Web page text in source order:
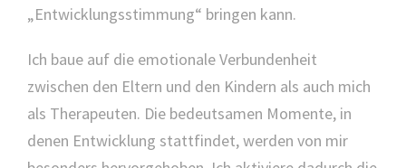
„Entwicklungsstimmung“ bringen kann.
Ich baue auf die emotionale Verbundenheit
zwischen den Eltern und den Kindern als auch mich
als Therapeuten. Die bedeutsamen Momente, in
denen Entwicklung stattfindet, werden von mir